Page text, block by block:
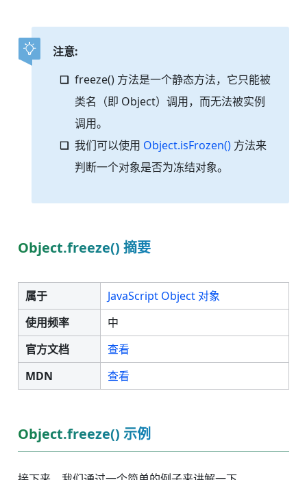
注意:
freeze() 方法是一个静态方法，它只能被
类名（即 Object）调用，而无法被实例
调用。
我们可以使用 Object.isFrozen() 方法来
判断一个对象是否为冻结对象。
Object.freeze() 摘要
属于
JavaScript Object 对象
使用频率
中
官方文档
查看
MDN
查看
Object.freeze() 示例